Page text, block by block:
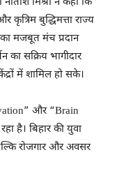
बुद्धिमत्ता राज्य
मजबूत मंच प्रदान
का सक्रिय भागीदार
में शामिल हो सके।
और “Brain
है। बिहार की युवा
रोजगार और अवसर